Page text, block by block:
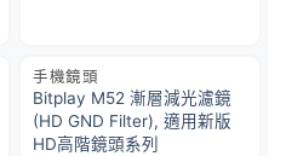
手機鏡頭
Bitplay M52 漸層減光濾鏡
(HD GND Filter), 適用新版
HD高階鏡頭系列